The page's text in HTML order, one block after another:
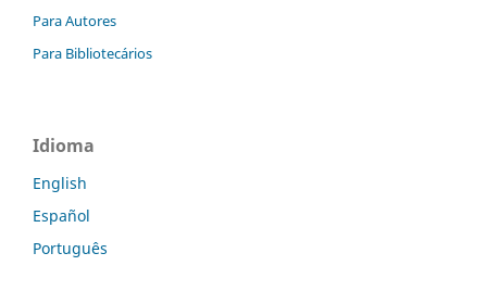
Para Autores
Para Bibliotecários
Idioma
English
Español
Português